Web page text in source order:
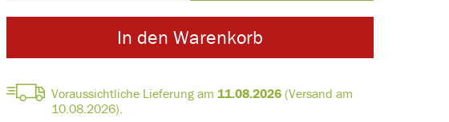
Voraussichtliche Lieferung am 11.08.2026(Versand am
10.08.2026).
In den Warenkorb